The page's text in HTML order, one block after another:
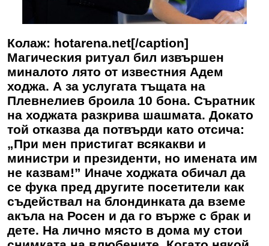
Колаж: hotarena.net[/caption]
Магическия ритуал бил извършен
миналото лято от известния Адем
ходжа. А за услугата тъщата на
Плевнелиев броила 10 бона. Съратник
на ходжата разкрива шашмата. Докато
той отказва да потвърди като отсича:
„При мен пристигат всякакви и
министри и президенти, но имената им
не казвам!” Иначе ходжата обичал да
се фука пред другите посетители как
съдействал на блондинката да вземе
акъла на Росен и да го върже с брак и
дете. На лично място в дома му стои